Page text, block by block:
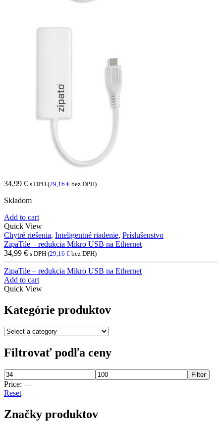
34,99 € s DPH (29,16 € bez DPH)
Skladom
Add to cart
Quick View
Chytré riešenia, Inteligentné riadenie, Príslušenstvo
ZipaTile – redukcia Mikro USB na Ethernet
34,99 € s DPH (29,16 € bez DPH)
ZipaTile – redukcia Mikro USB na Ethernet
Add to cart
Quick View
Kategórie produktov
Filtrovať podľa ceny
Filter
Price: —
Reset
Značky produktov